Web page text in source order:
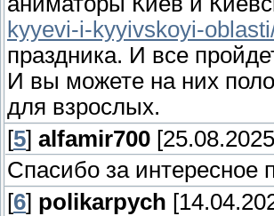
kyyevi-i-kyyivskoyi-
праздника. И все
И вы можете на них
для взрослых.
[5] alfamir700
Спасибо за интересное
[6] polikarpych